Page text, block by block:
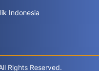
Indonesia
Rights Reserved.